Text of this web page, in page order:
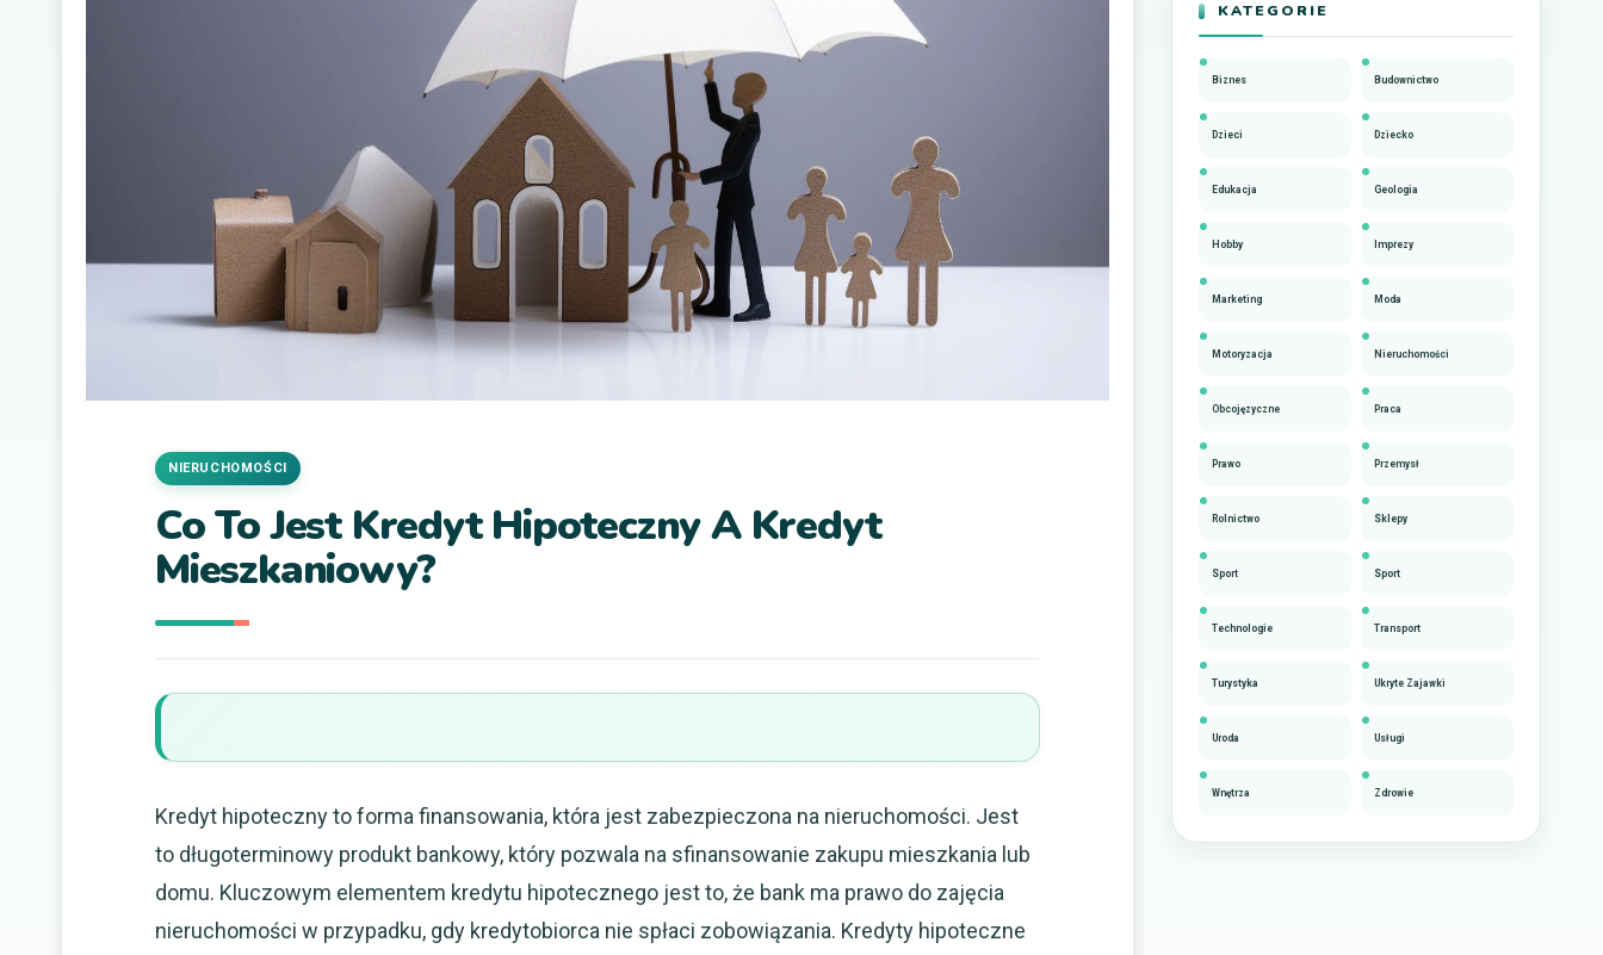
Co To Jest Kredyt Hipoteczny A Kredyt
Mieszkaniowy?
NIERUCHOMOŚCI
Kredyt hipoteczny to forma finansowania, która jest zabezpieczona na nieruchomości. Jest
to długoterminowy produkt bankowy, który pozwala na sfinansowanie zakupu mieszkania lub
domu. Kluczowym elementem kredytu hipotecznego jest to, że bank ma prawo do zajęcia
nieruchomości w przypadku, gdy kredytobiorca nie spłaci zobowiązania. Kredyty hipoteczne
KATEGORIE
Biznes Budownictwo
Dzieci Dziecko
Edukacja Geologia
Hobby Imprezy
Marketing Moda
Motoryzacja Nieruchomości
Obcojęzyczne Praca
Prawo Przemysł
Rolnictwo Sklepy
Sport Sport
Technologie Transport
Turystyka Ukryte Zajawki
Uroda Usługi
Wnętrza Zdrowie